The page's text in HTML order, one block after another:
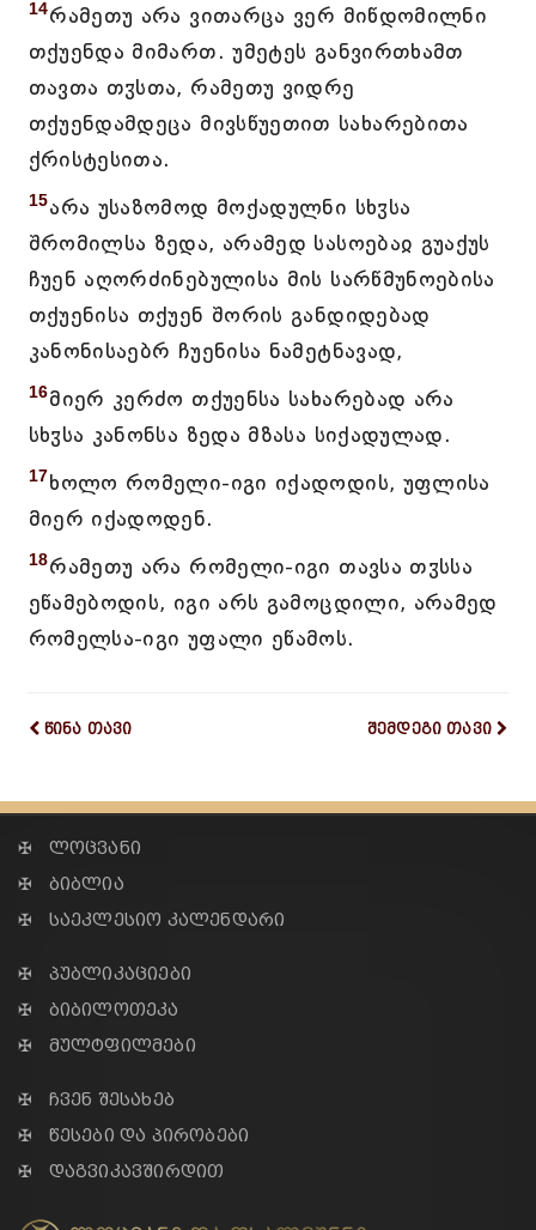
14რამეთუ არა ვითარცა ვერ მიწდომილნი
თქუენდა მიმართ. უმეტეს განვირთხამთ
თავთა თჳსთა, რამეთუ ვიდრე
თქუენდამდეცა მივსწუეთით სახარებითა
ქრისტესითა.
15არა უსაზომოდ მოქადულნი სხჳსა
შრომილსა ზედა, არამედ სასოებაჲ გუაქუს
ჩუენ აღორძინებულისა მის სარწმუნოებისა
თქუენისა თქუენ შორის განდიდებად
კანონისაებრ ჩუენისა ნამეტნავად,
16მიერ კერძო თქუენსა სახარებად არა
სხჳსა კანონსა ზედა მზასა სიქადულად.
17ხოლო რომელი-იგი იქადოდის, უფლისა
მიერ იქადოდენ.
18რამეთუ არა რომელი-იგი თავსა თჳსსა
ეწამებოდის, იგი არს გამოცდილი, არამედ
რომელსა-იგი უფალი ეწამოს.
წინა თავი შემდეგი თავი
✠ ლოცვანი
✠ ბიბლია
✠ საეკლესიო კალენდარი
✠ პუბლიკაციები
✠ ბიბილოთეკა
✠ მულტფილმები
✠ ჩვენ შესახებ
✠ წესები და პირობები
✠ დაგვიკავშირდით